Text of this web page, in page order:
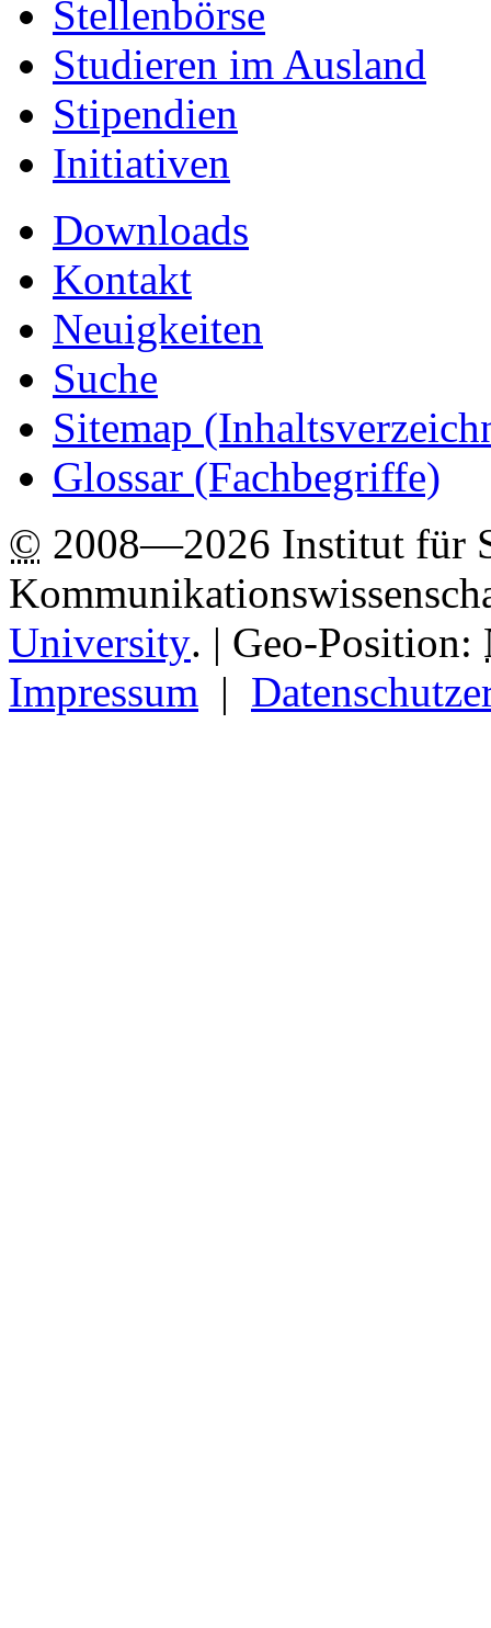
Stellenbörse
Studieren im Ausland
Stipendien
Initiativen
Downloads
Kontakt
Neuigkeiten
Suche
Sitemap
Glossar (Fachbegriffe)
© 2008—2026 Institut für
University. | Geo-Position:
Impressum |